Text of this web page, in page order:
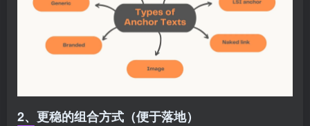
2、更稳的组合方式（便于落地）